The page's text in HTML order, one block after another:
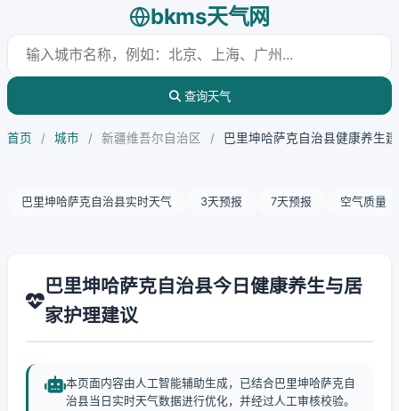
bkms天气网
查询天气
首页 / 城市 / 新疆维吾尔自治区 / 巴里坤哈萨克自治县健康养生
巴里坤哈萨克自治县实时天气 3天预报 7天预报 空气质量
巴里坤哈萨克自治县今日健康养生与居
家护理建议
本页面内容由人工智能辅助生成，已结合巴里坤哈萨克自
治县当日实时天气数据进行优化，并经过人工审核校验。